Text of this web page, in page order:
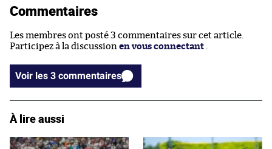
Commentaires
Les membres ont posté 3 commentaires sur cet article.
Participez à la discussion en vous connectant .
Voir les 3 commentaires
À lire aussi